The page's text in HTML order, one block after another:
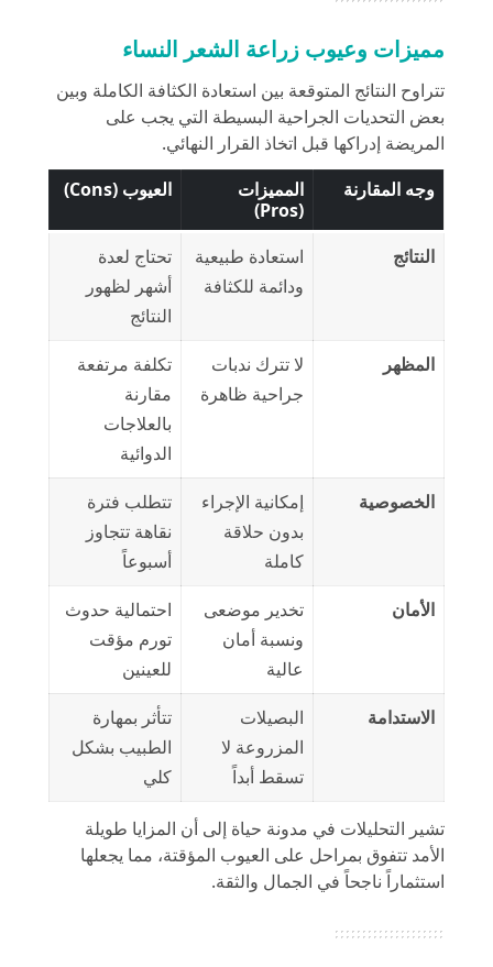
مميزات وعيوب زراعة الشعر النساء
تتراوح النتائج المتوقعة بين استعادة الكثافة الكاملة وبين
بعض التحديات الجراحية البسيطة التي يجب على
المريضة إدراكها قبل اتخاذ القرار النهائي.
وجه المقارنة
المميزات
(Pros)
العيوب (Cons)
النتائج
استعادة طبيعية
ودائمة للكثافة
تحتاج لعدة
أشهر لظهور
النتائج
المظهر
لا تترك ندبات
جراحية ظاهرة
تكلفة مرتفعة
مقارنة
بالعلاجات
الدوائية
الخصوصية
إمكانية الإجراء
بدون حلاقة
كاملة
تتطلب فترة
نقاهة تتجاوز
أسبوعاً
الأمان
تخدير موضعى
ونسبة أمان
عالية
احتمالية حدوث
تورم مؤقت
للعينين
الاستدامة
البصيلات
المزروعة لا
تسقط أبداً
تتأثر بمهارة
الطبيب بشكل
كلي
تشير التحليلات في مدونة حياة إلى أن المزايا طويلة
الأمد تتفوق بمراحل على العيوب المؤقتة، مما يجعلها
استثماراً ناجحاً في الجمال والثقة.